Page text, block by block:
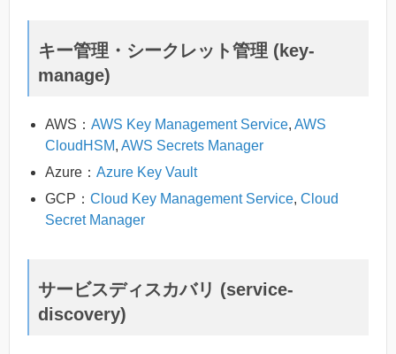
キー管理・シークレット管理 (key-
manage)
AWS： AWS Key Management Service, AWS
CloudHSM, AWS Secrets Manager
Azure： Azure Key Vault
GCP： Cloud Key Management Service, Cloud
Secret Manager
サービスディスカバリ (service-
discovery)